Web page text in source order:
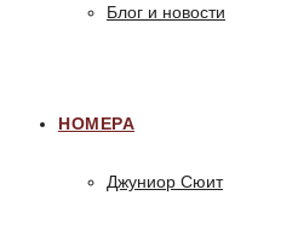
Блог и новости
НОМЕРА
Джуниор Сюит